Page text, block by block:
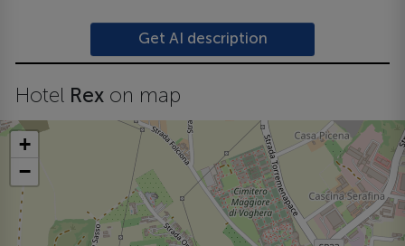
Get AI description
Hotel Rex on map
+
−